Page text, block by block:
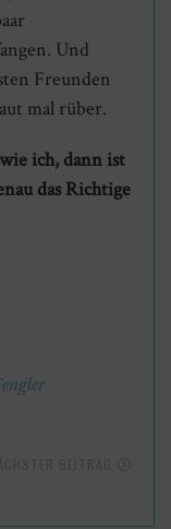
Und
Freunden
mal rüber.
ich, dann ist
das Richtige